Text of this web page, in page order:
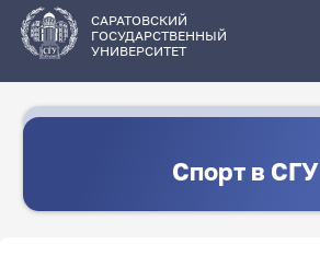
основному
содержанию
САРАТОВСКИЙ
ГОСУДАРСТВЕННЫЙ
УНИВЕРСИТЕТ
Спорт в СГУ